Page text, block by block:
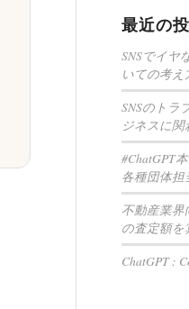
最近の
SNSでイヤ
いての考え
SNSのトラ
ジネスに関
#ChatGPT
各種団体担
不動産業界
の査定額を
ChatGPT :